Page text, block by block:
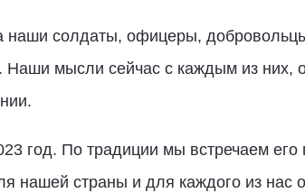
наши солдаты, офицеры,
мысли сейчас с каждым из них,
год. По традиции мы встречаем
нашей страны и для каждого из нас